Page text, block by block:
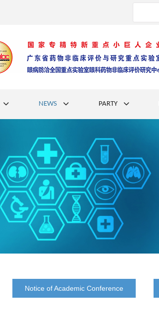
NEWS PARTY
Notice of Academic Conference